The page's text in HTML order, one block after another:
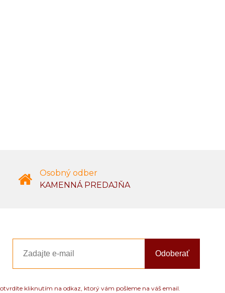
Osobný odber
KAMENNÁ PREDAJŇA
Odoberať
kliknutím na odkaz, ktorý vám pošleme na váš email.